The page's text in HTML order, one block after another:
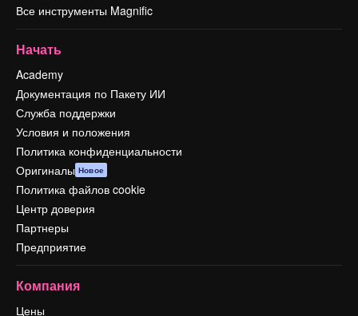
Все инструменты Magnific
Начать
Academy
Документация по Пакету ИИ
Служба поддержки
Условия и положения
Политика конфиденциальности
Оригиналы Новое
Политика файлов cookie
Центр доверия
Партнеры
Предприятие
Компания
Цены